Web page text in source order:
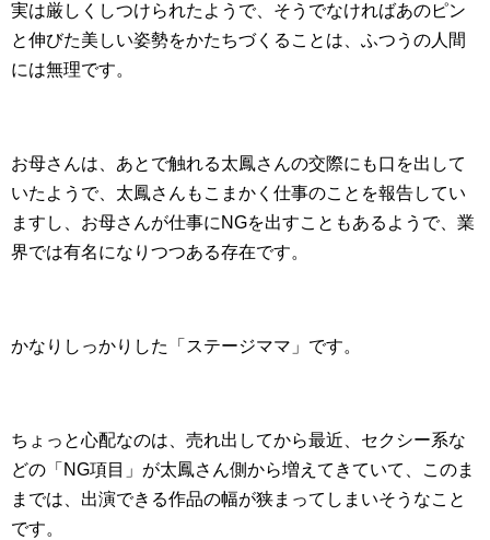
実は厳しくしつけられたようで、そうでなければあのピン
と伸びた美しい姿勢をかたちづくることは、ふつうの人間
には無理です。
お母さんは、あとで触れる太鳳さんの交際にも口を出して
いたようで、太鳳さんもこまかく仕事のことを報告してい
ますし、お母さんが仕事にNGを出すこともあるようで、業
界では有名になりつつある存在です。
かなりしっかりした「ステージママ」です。
ちょっと心配なのは、売れ出してから最近、セクシー系な
どの「NG項目」が太鳳さん側から増えてきていて、このま
までは、出演できる作品の幅が狭まってしまいそうなこと
です。